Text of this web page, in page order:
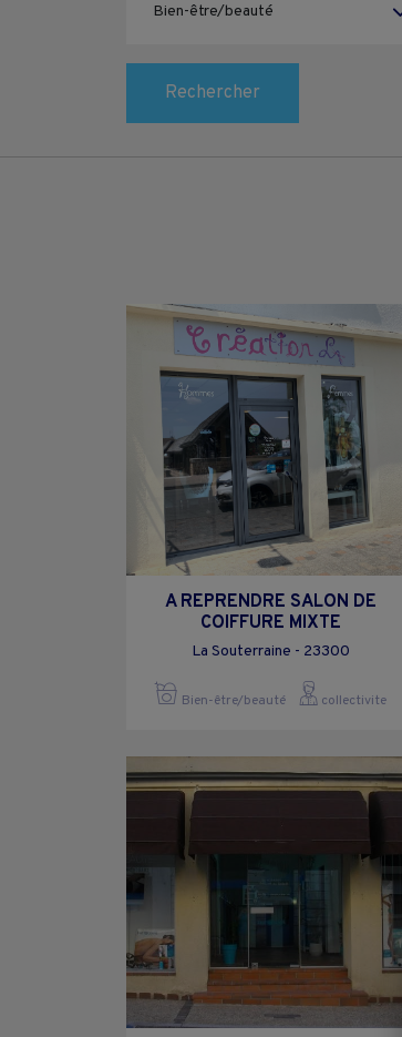
Rechercher
A REPRENDRE SALON DE
COIFFURE MIXTE
La Souterraine - 23300
Bien-être/beauté collectivite